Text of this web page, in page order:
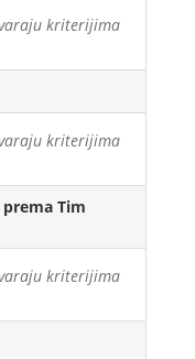
kriterijima
kriterijima
Tim
kriterijima